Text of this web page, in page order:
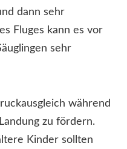
dann sehr
Fluges kann es vor
sehr
während
zu fördern.
Kinder sollten